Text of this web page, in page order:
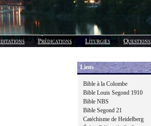
Prédications Liturgies
Questions
Liens
Bible à la Colombe
Bible Louis Segond 1910
Bible NBS
Bible Segond 21
Catéchisme de Heidelberg